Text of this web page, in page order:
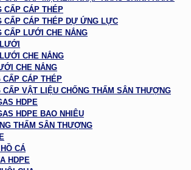
CẤP CÁP THÉP
CẤP CÁP THÉP DỰ ỨNG LỰC
CẤP LƯỚI CHE NẮNG
CHE NẮNG
CHE NẮNG
CẤP CÁP THÉP
VẬT LIỆU CHỐNG THẤM SÂN THƯỢNG
HDPE
HDPE BAO NHIÊU
THẤM SÂN THƯỢNG
CÁ
HDPE